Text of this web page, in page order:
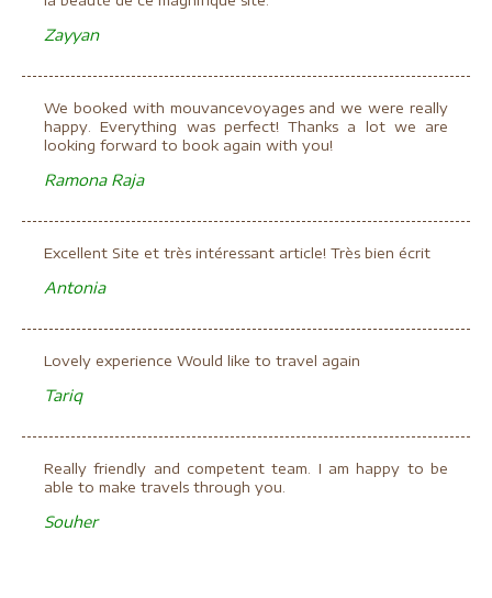
Zayyan
We booked with mouvancevoyages and we were really
happy. Everything was perfect! Thanks a lot we are
looking forward to book again with you!
Ramona Raja
Excellent Site et très intéressant article! Très bien écrit
Antonia
Lovely experience Would like to travel again
Tariq
Really friendly and competent team. I am happy to be
able to make travels through you.
Souher